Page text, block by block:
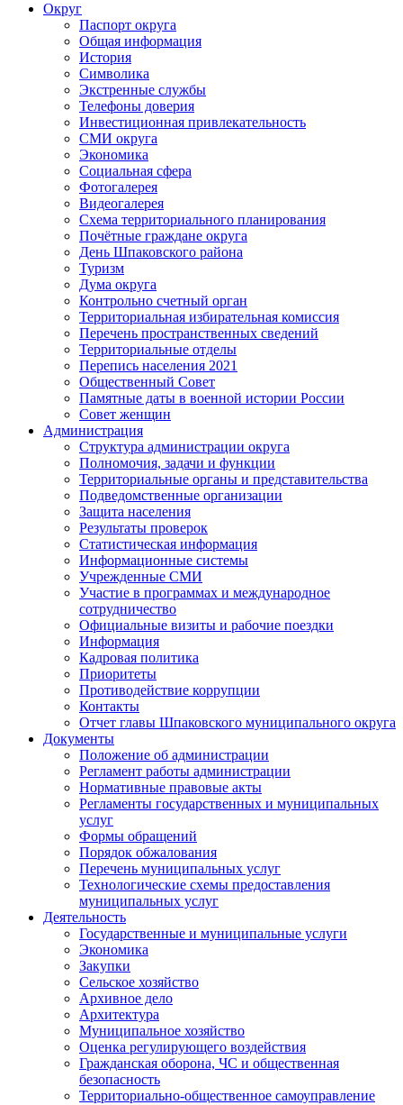
Округ
Паспорт округа
Общая информация
История
Символика
Экстренные службы
Телефоны доверия
Инвестиционная привлекательность
СМИ округа
Экономика
Социальная сфера
Фотогалерея
Видеогалерея
Схема территориального планирования
Почётные граждане округа
День Шпаковского района
Туризм
Дума округа
Контрольно счетный орган
Территориальная избирательная комиссия
Перечень пространственных сведений
Территориальные отделы
Перепись населения 2021
Общественный Совет
Памятные даты в военной истории России
Совет женщин
Администрация
Структура администрации округа
Полномочия, задачи и функции
Территориальные органы и представительства
Подведомственные организации
Защита населения
Результаты проверок
Статистическая информация
Информационные системы
Учрежденные СМИ
Участие в программах и международное
сотрудничество
Официальные визиты и рабочие поездки
Информация
Кадровая политика
Приоритеты
Противодействие коррупции
Контакты
Отчет главы Шпаковского муниципального округа
Документы
Положение об администрации
Регламент работы администрации
Нормативные правовые акты
Регламенты государственных и муниципальных
услуг
Формы обращений
Порядок обжалования
Перечень муниципальных услуг
Технологические схемы предоставления
муниципальных услуг
Деятельность
Государственные и муниципальные услуги
Экономика
Закупки
Сельское хозяйство
Архивное дело
Архитектура
Муниципальное хозяйство
Оценка регулирующего воздействия
Гражданская оборона, ЧС и общественная
безопасность
Территориально-общественное самоуправление